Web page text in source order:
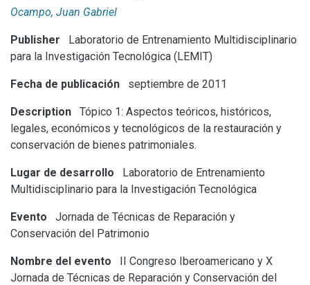
Statistics
Ocampo, Juan Gabriel
Publisher
Laboratorio de Entrenamiento Multidisciplinario
para la Investigación Tecnológica (LEMIT)
Fecha de publicación septiembre de 2011
Description
Tópico 1: Aspectos teóricos, históricos,
legales, económicos y tecnológicos de la restauración y
conservación de bienes patrimoniales.
Lugar de desarrollo
Laboratorio de Entrenamiento
Multidisciplinario para la Investigación Tecnológica
Evento
Jornada de Técnicas de Reparación y
Conservación del Patrimonio
Nombre del evento
II Congreso Iberoamericano y X
Jornada de Técnicas de Reparación y Conservación del